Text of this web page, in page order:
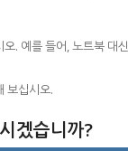
. 예를 들어, 노트북 대
보십시오.
겠습니까?